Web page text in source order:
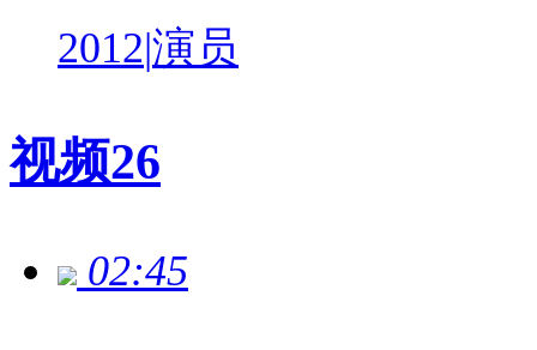
2012|演员
视频26
02:45